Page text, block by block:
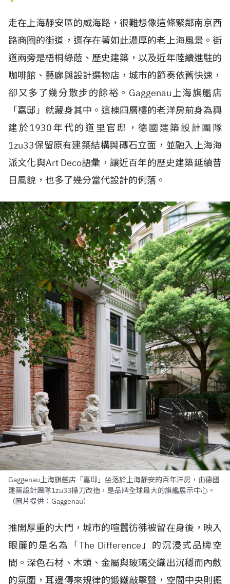
走在上海靜安區的威海路，很難想像這條緊鄰南京西
路商圈的街道，還存在著如此濃厚的老上海風景。街
道兩旁是梧桐綠蔭、歷史建築，以及近年陸續進駐的
咖啡館、藝廊與設計選物店，城市的節奏依舊快速，
卻又多了幾分散步的餘裕。Gaggenau上海旗艦店
「嘉邸」就藏身其中。這棟四層樓的老洋房前身為興
建於1930年代的道里官邸，德國建築設計團隊
1zu33保留原有建築結構與磚石立面，並融入上海海
派文化與Art Deco語彙，讓近百年的歷史建築延續昔
日風貌，也多了幾分當代設計的俐落。
Gaggenau上海旗艦店「嘉邸」坐落於上海靜安的百年洋房，由德國
建築設計團隊1zu33操刀改造，是品牌全球最大的旗艦展示中心。
（圖片提供：Gaggenau）
推開厚重的大門，城市的喧囂彷彿被留在身後，映入
眼簾的是名為「The Difference」的沉浸式品牌空
間。深色石材、木頭、金屬與玻璃交織出沉穩而內斂
的氛圍，耳邊傳來規律的鍛鐵敲擊聲，空間中央則擺